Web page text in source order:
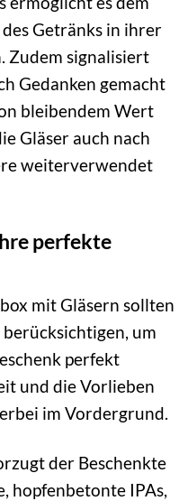
Getränks in ihrer
Zudem signalisiert
Gedanken gemacht
bleibendem Wert
Gläser auch nach
weiterverwendet
perfekte
mit Gläsern sollten
um
perfekt
und die Vorlieben
im Vordergrund.
der Beschenkte
hopfenbetonte IPAs,